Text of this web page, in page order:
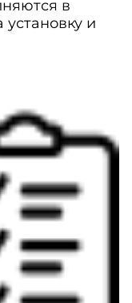
в
установку и